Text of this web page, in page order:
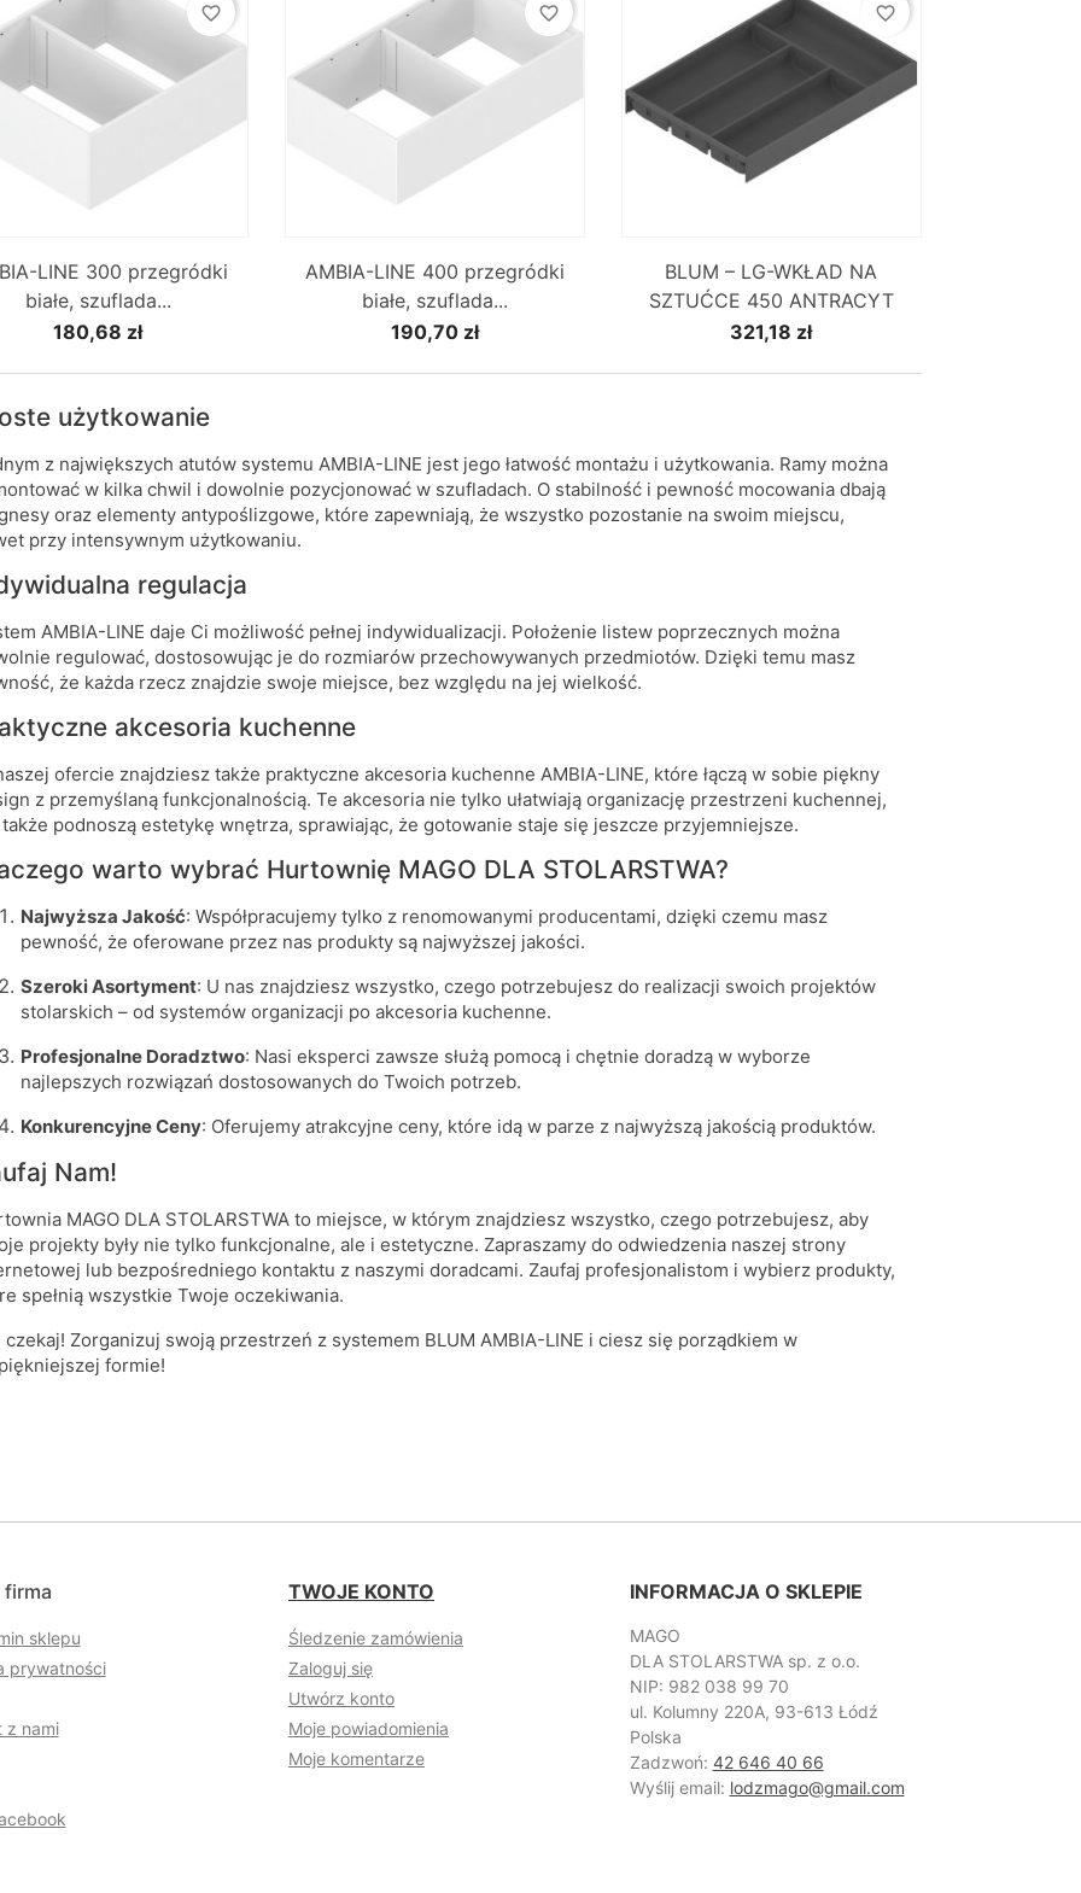
LINE 300 przegródki
białe, szuflada...
180,68 zł
favorite_border
AMBIA-LINE 400 przegródki
białe, szuflada...
190,70 zł
favorite_border
BLUM – LG-WKŁAD NA
SZTUĆCE 450 ANTRACYT
321,18 zł
favorite_border
użytkowanie
z największych atutów systemu AMBIA-LINE jest jego łatwość montażu i użytkowania. Ramy można
w kilka chwil i dowolnie pozycjonować w szufladach. O stabilność i pewność mocowania dbają
oraz elementy antypoślizgowe, które zapewniają, że wszystko pozostanie na swoim miejscu,
przy intensywnym użytkowaniu.
regulacja
AMBIA-LINE daje Ci możliwość pełnej indywidualizacji. Położenie listew poprzecznych można
regulować, dostosowując je do rozmiarów przechowywanych przedmiotów. Dzięki temu masz
że każda rzecz znajdzie swoje miejsce, bez względu na jej wielkość.
akcesoria kuchenne
ofercie znajdziesz także praktyczne akcesoria kuchenne AMBIA-LINE, które łączą w sobie piękny
z przemyślaną funkcjonalnością. Te akcesoria nie tylko ułatwiają organizację przestrzeni kuchennej,
podnoszą estetykę wnętrza, sprawiając, że gotowanie staje się jeszcze przyjemniejsze.
warto wybrać Hurtownię MAGO DLA STOLARSTWA?
Najwyższa Jakość: Współpracujemy tylko z renomowanymi producentami, dzięki czemu masz
pewność, że oferowane przez nas produkty są najwyższej jakości.
Szeroki Asortyment: U nas znajdziesz wszystko, czego potrzebujesz do realizacji swoich projektów
stolarskich – od systemów organizacji po akcesoria kuchenne.
Profesjonalne Doradztwo: Nasi eksperci zawsze służą pomocą i chętnie doradzą w wyborze
najlepszych rozwiązań dostosowanych do Twoich potrzeb.
Konkurencyjne Ceny: Oferujemy atrakcyjne ceny, które idą w parze z najwyższą jakością produktów.
Nam!
MAGO DLA STOLARSTWA to miejsce, w którym znajdziesz wszystko, czego potrzebujesz, aby
projekty były nie tylko funkcjonalne, ale i estetyczne. Zapraszamy do odwiedzenia naszej strony
lub bezpośredniego kontaktu z naszymi doradcami. Zaufaj profesjonalistom i wybierz produkty,
spełnią wszystkie Twoje oczekiwania.
czekaj! Zorganizuj swoją przestrzeń z systemem BLUM AMBIA-LINE i ciesz się porządkiem w
formie!
firma
sklepu
prywatności
z nami
TWOJE KONTO
Śledzenie zamówienia
Zaloguj się
Utwórz konto
Moje powiadomienia
Moje komentarze
INFORMACJA O SKLEPIE
MAGO
DLA STOLARSTWA sp. z o.o.
NIP: 982 038 99 70
ul. Kolumny 220A, 93-613 Łódź
Polska
Zadzwoń: 42 646 40 66
Wyślij email: lodzmago@gmail.com